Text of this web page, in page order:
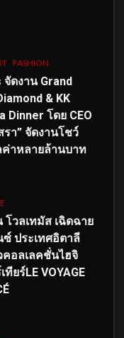
FASHION
จัดงาน Grand
& KK
Dinner โดย CEO
า” จัดงานโชว์
ค่าหลายล้านบาท
โวลเทมัส เฉิดฉาย
ประเทศอิตาลี
คอลเลคชั่นไฮจิ
ทียร์LE VOYAGE